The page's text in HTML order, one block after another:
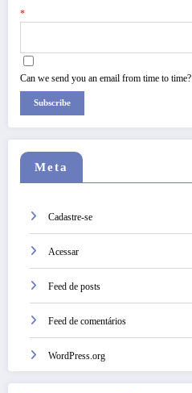
*
Can we send you an email from time to time?
Subscribe
Meta
Cadastre-se
Acessar
Feed de posts
Feed de comentários
WordPress.org